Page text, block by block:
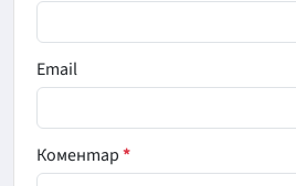
Email
Коментар*